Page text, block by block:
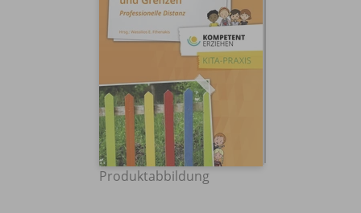
Produktabbildung